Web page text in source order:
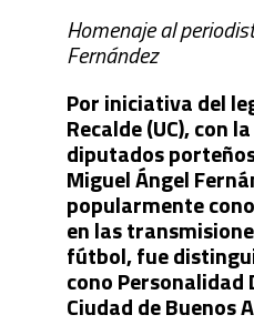
Homenaje al
Fernández
Por iniciativa del
Recalde (UC), con
diputados
Miguel Ángel
popularmente
en las
fútbol, fue
cono Personalidad
Ciudad de Buenos